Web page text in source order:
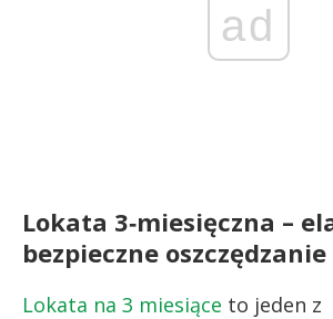
ad
Lokata 3‑miesięczna –
bezpieczne oszczędzanie
Lokata na 3 miesiące to jeden z